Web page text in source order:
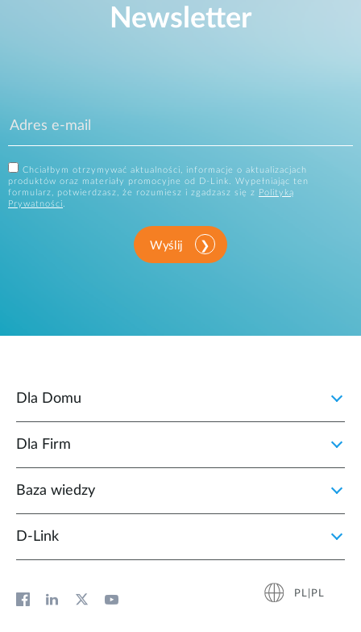
Newsletter
Chciałbym otrzymywać aktualności, informacje o aktualizacjach
produktów oraz materiały promocyjne od D-Link. Wypełniając ten
formularz, potwierdzasz, że rozumiesz i zgadzasz się z
Polityką
Prywatności.
Wyślij
Dla Domu
Dla Firm
Baza wiedzy
D‑Link
PL|PL